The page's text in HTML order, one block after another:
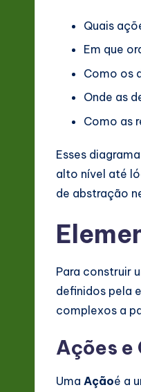
Quais
Em que
Como os
Onde as
Como as
Esses
alto nível até
de abstração
Para construir
definidos pela
complexos a
Ações
Uma Açãoé a